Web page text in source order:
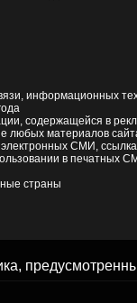
информационных
содержащейся в
материалов
СМИ,
в печатных
страны